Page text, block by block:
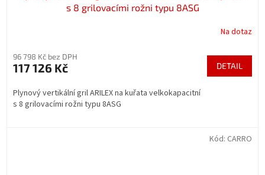
s 8 grilovacími rožni typu 8ASG
Na dotaz
96 798 Kč bez DPH
117 126 Kč DETAIL
Plynový vertikální gril ARILEX na kuřata velkokapacitní
s 8 grilovacími rožni typu 8ASG
Kód: CARRO